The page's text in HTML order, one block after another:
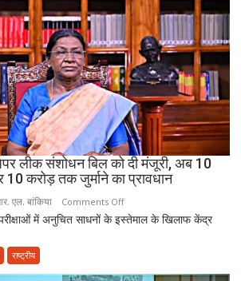
सेवा
जरूरी!
फिर
ही
कर
सकेंगे
PG,
उत्तराखंड
स्वास्थ्य
विभाग
ने
तैयार
की
पेपर लीक संशोधन बिल को दी मंजूरी, अब 10
करोड़ तक जुर्माने का प्रावधान
एल. बांकिया Comments Offon
राष्ट्रपति
में अनुचित साधनों के इस्तेमाल के खिलाफ केंद्र
राष्ट्रीय